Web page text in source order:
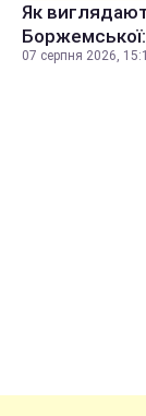
Як
Боржемської:
07 серпня 2026,